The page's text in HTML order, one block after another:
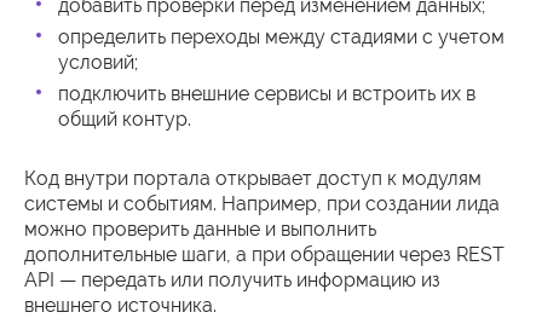
добавить проверки перед изменением данных;
определить переходы между стадиями с учетом
условий;
подключить внешние сервисы и встроить их в
общий контур.
Код внутри портала открывает доступ к модулям
системы и событиям. Например, при создании лида
можно проверить данные и выполнить
дополнительные шаги, а при обращении через REST
API — передать или получить информацию из
внешнего источника.